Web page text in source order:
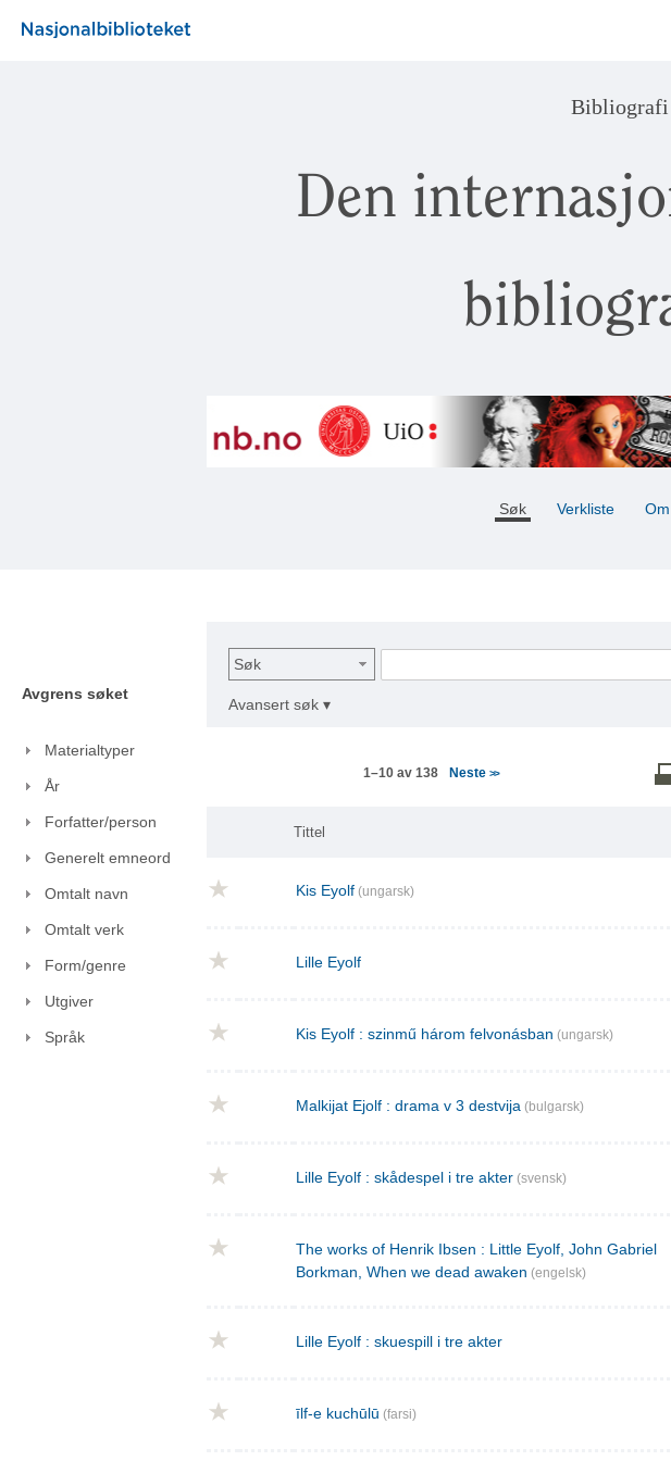
Bibliografi
Den
Søk Verkliste
Avgrens søket
Materialtyper
År
Forfatter/person
Generelt emneord
Omtalt navn
Omtalt verk
Form/genre
Utgiver
Språk
Søk
Avansert søk ▾
1–10 av 138 Neste >>
Tittel
Kis Eyolf (ungarsk)
Lille Eyolf
Kis Eyolf : szinmű három felvonásban (ungarsk)
Malkijat Ejolf : drama v 3 destvija (bulgarsk)
Lille Eyolf : skådespel i tre akter (svensk)
The works of Henrik Ibsen : Little Eyolf, John Gabriel
Borkman, When we dead awaken (engelsk)
Lille Eyolf : skuespill i tre akter
īlf-e kuchūlū (farsi)